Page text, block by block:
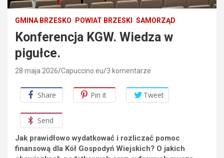
GMINA BRZESKO POWIAT BRZESKI SAMORZĄD
Konferencja KGW. Wiedza w
pigułce.
28 maja 2026 Capuccino.eu 3 komentarze
Share Pin it Tweet
Send
Jak prawidłowo wydatkować i rozliczać pomoc
finansową dla Kół Gospodyń Wiejskich? O jakich